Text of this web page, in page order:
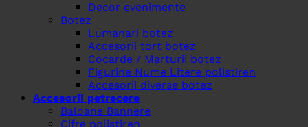
Decor evenimente
Botez
Lumanari botez
Accesorii tort botez
Cocarde / Marturii botez
Figurine Nume Litere polistiren
Accesorii diverse botez
Accesorii petrecere
Baloane Bannere
Cifre polistiren